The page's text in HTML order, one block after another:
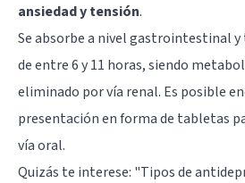
ansiedad y tensión.
Se absorbe a nivel gastrointestinal y
de entre 6 y 11 horas, siendo
eliminado por vía renal. Es posible
presentación en forma de tabletas
vía oral.
Quizás te interese: "Tipos de